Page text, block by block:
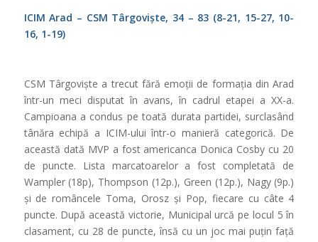
ICIM Arad – CSM Târgoviște, 34 – 83 (8-21, 15-27, 10-
16, 1-19)
CSM Târgoviște a trecut fără emoții de formația din Arad
într-un meci disputat în avans, în cadrul etapei a XX-a.
Campioana a condus pe toată durata partidei, surclasând
tânăra echipă a ICIM-ului într-o manieră categorică. De
această dată MVP a fost americanca Donica Cosby cu 20
de puncte. Lista marcatoarelor a fost completată de
Wampler (18p), Thompson (12p.), Green (12p.), Nagy (9p.)
și de româncele Toma, Orosz și Pop, fiecare cu câte 4
puncte. După această victorie, Municipal urcă pe locul 5 în
clasament, cu 28 de puncte, însă cu un joc mai puțin față